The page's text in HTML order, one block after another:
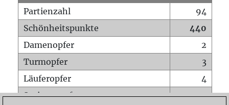
Partienzahl
94
Schönheitspunkte
440
Damenopfer
2
Turmopfer
3
Läuferopfer
4
Springeropfer
9